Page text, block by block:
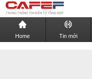
Home Tin mới